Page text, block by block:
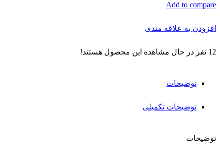
Add to compare
افزودن به علاقه مندی
12 نفر در حال مشاهده این محصول هستند!
توضیحات
توضیحات تکمیلی
توضیحات